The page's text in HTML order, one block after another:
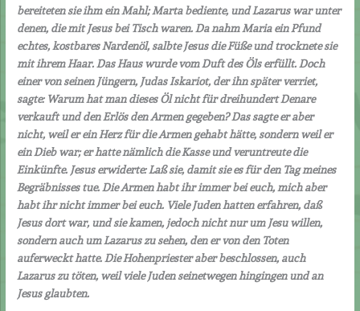
bereiteten sie ihm ein Mahl; Marta bediente, und Lazarus war unter
denen, die mit Jesus bei Tisch waren. Da nahm Maria ein Pfund
echtes, kostbares Nardenöl, salbte Jesus die Füße und trocknete sie
mit ihrem Haar. Das Haus wurde vom Duft des Öls erfüllt. Doch
einer von seinen Jüngern, Judas Iskariot, der ihn später verriet,
sagte: Warum hat man dieses Öl nicht für dreihundert Denare
verkauft und den Erlös den Armen gegeben? Das sagte er aber
nicht, weil er ein Herz für die Armen gehabt hätte, sondern weil er
ein Dieb war; er hatte nämlich die Kasse und veruntreute die
Einkünfte. Jesus erwiderte: Laß sie, damit sie es für den Tag meines
Begräbnisses tue. Die Armen habt ihr immer bei euch, mich aber
habt ihr nicht immer bei euch. Viele Juden hatten erfahren, daß
Jesus dort war, und sie kamen, jedoch nicht nur um Jesu willen,
sondern auch um Lazarus zu sehen, den er von den Toten
auferweckt hatte. Die Hohenpriester aber beschlossen, auch
Lazarus zu töten, weil viele Juden seinetwegen hingingen und an
Jesus glaubten.